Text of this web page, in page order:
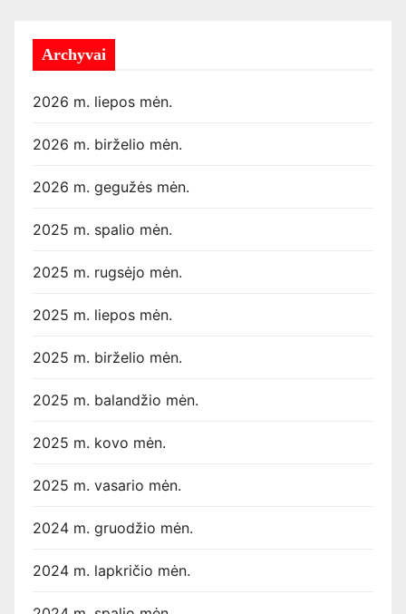
Archyvai
2026 m. liepos mėn.
2026 m. birželio mėn.
2026 m. gegužės mėn.
2025 m. spalio mėn.
2025 m. rugsėjo mėn.
2025 m. liepos mėn.
2025 m. birželio mėn.
2025 m. balandžio mėn.
2025 m. kovo mėn.
2025 m. vasario mėn.
2024 m. gruodžio mėn.
2024 m. lapkričio mėn.